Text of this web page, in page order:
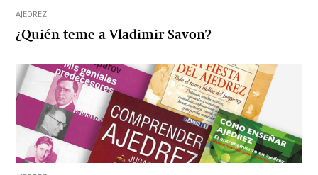
AJEDREZ
¿Quién teme a Vladimir Savon?